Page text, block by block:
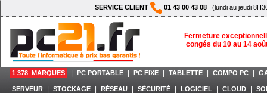
SERVICE CLIENT 01 43 00 43 08 (lundi au jeudi
Fermeture
congés du 10 au 14
1 378 MARQUES PC PORTABLE PC FIXE TABLETTE COMPO PC
SERVEUR STOCKAGE RÉSEAU SÉCURITÉ LOGICIEL CLOUD